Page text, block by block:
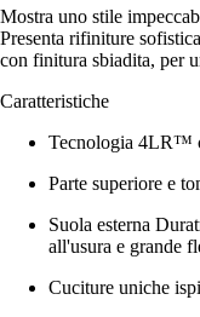
Mostra uno stile
Presenta rifiniture
con finitura sbiadita, per
Caratteristiche
Tecnologia 4LR™
Parte superiore e
Suola esterna
all'usura e grande
Cuciture uniche